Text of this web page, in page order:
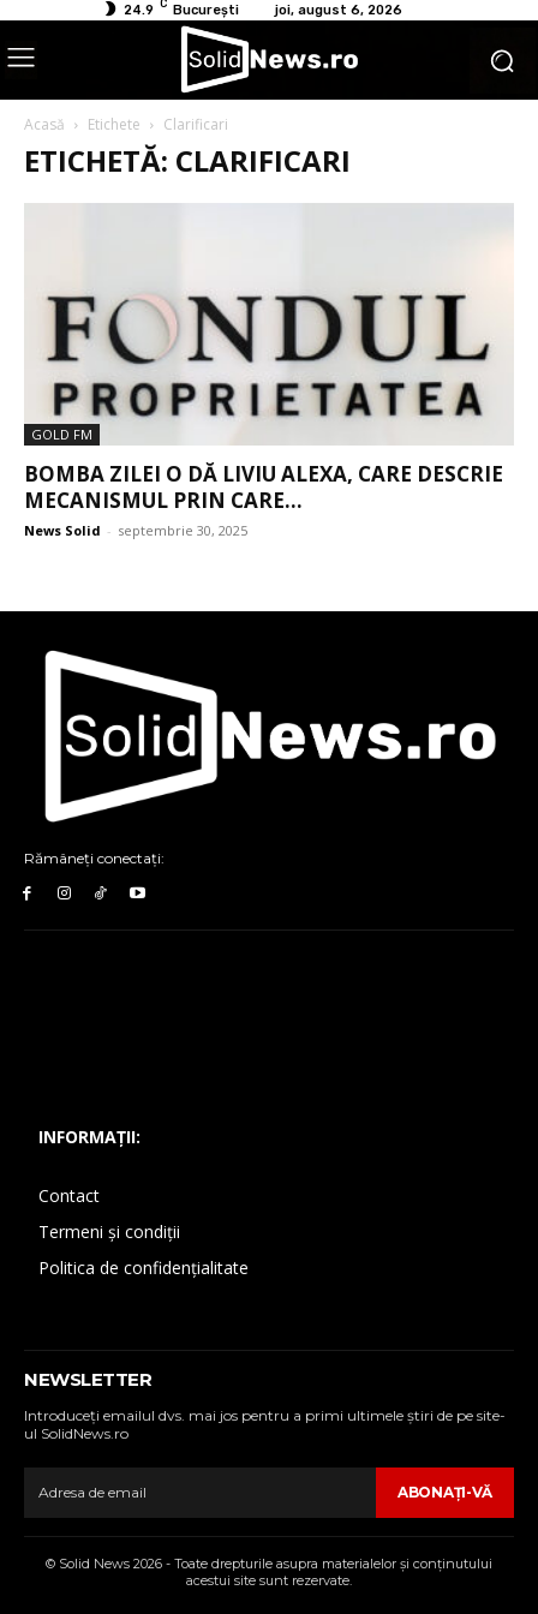
24.9 C București joi, august 6, 2026
Acasă Etichete Clarificari
ETICHETĂ: CLARIFICARI
GOLD FM
BOMBA ZILEI O DĂ LIVIU ALEXA, CARE DESCRIE
MECANISMUL PRIN CARE...
News Solid - septembrie 30, 2025
Rămâneți conectați:
INFORMAȚII:
Contact
Termeni și condiții
Politica de confidențialitate
NEWSLETTER
Introduceţi emailul dvs. mai jos pentru a primi ultimele ştiri de pe site-
ul SolidNews.ro
ABONAŢI-VĂ
© Solid News 2026 - Toate drepturile asupra materialelor şi conţinutului
acestui site sunt rezervate.